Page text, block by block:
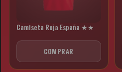
Camiseta Roja España ★★
COMPRAR